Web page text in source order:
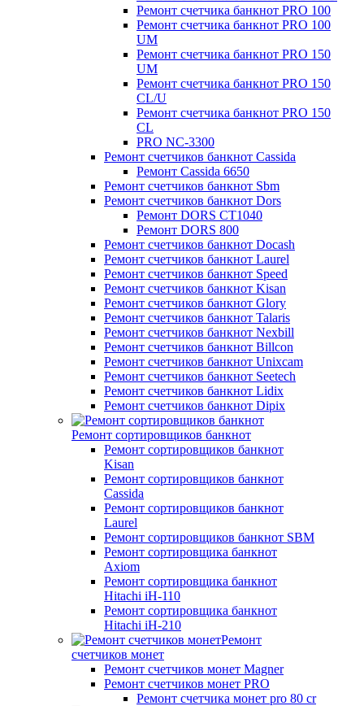
Ремонт счетчика банкнот PRO 100
Ремонт счетчика банкнот PRO 100
UM
Ремонт счетчика банкнот PRO 150
UM
Ремонт счетчика банкнот PRO 150
CL/U
Ремонт счетчика банкнот PRO 150
CL
PRO NC-3300
Ремонт счетчиков банкнот Cassida
Ремонт Cassida 6650
Ремонт счетчиков банкнот Sbm
Ремонт счетчиков банкнот Dors
Ремонт DORS СТ1040
Ремонт DORS 800
Ремонт счетчиков банкнот Docash
Ремонт счетчиков банкнот Laurel
Ремонт счетчиков банкнот Speed
Ремонт счетчиков банкнот Kisan
Ремонт счетчиков банкнот Glory
Ремонт счетчиков банкнот Talaris
Ремонт счетчиков банкнот Nexbill
Ремонт счетчиков банкнот Billcon
Ремонт счетчиков банкнот Unixcam
Ремонт счетчиков банкнот Seetech
Ремонт счетчиков банкнот Lidix
Ремонт счетчиков банкнот Dipix
Ремонт сортировщиков банкнот
Ремонт сортировщиков банкнот
Kisan
Ремонт сортировщиков банкнот
Cassida
Ремонт сортировщиков банкнот
Laurel
Ремонт сортировщиков банкнот SBM
Ремонт сортировщика банкнот
Axiom
Ремонт сортировщика банкнот
Hitachi iH-110
Ремонт сортировщика банкнот
Hitachi iH-210
Ремонт
счетчиков монет
Ремонт счетчиков монет Magner
Ремонт счетчиков монет PRO
Ремонт счетчика монет pro 80 cr